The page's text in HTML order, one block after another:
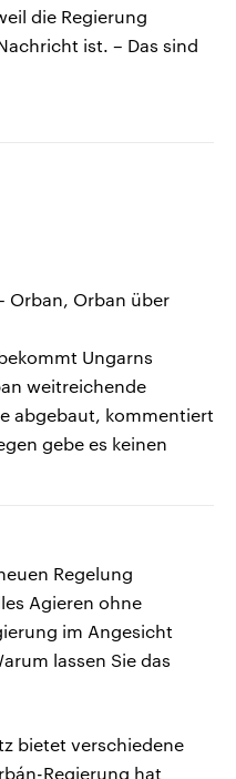
die Regierung
ist. – Das sind
Orban, Orban über
Ungarns
weitreichende
abgebaut, kommentiert
gebe es keinen
Regelung
Agieren ohne
im Angesicht
lassen Sie das
bietet verschiedene
Regierung hat